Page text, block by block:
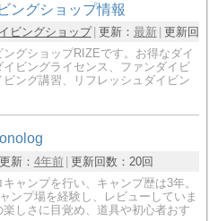
ングショップ情報
ビングショップ 更新： 最新 更新回
グショップRIZEです。お得なダイ
イビングライセンス、ファンダイビ
ビング講習、リフレッシュダイビン
更新： 4年前 更新回数： 20回
ャンプを行い、キャンプ歴は3年。
ンプ場を経験し、レビューしていま
しさに目覚め、道具や初心者おす